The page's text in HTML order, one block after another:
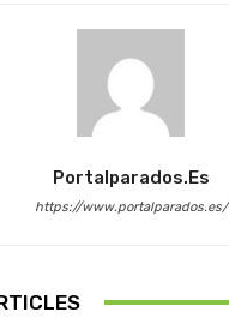
Portalparados.es
https://www.portalparados.es/